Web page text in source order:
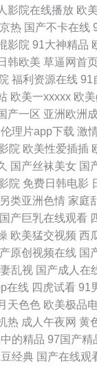
影院在线播放 欧
热 国产不卡在线
影院 91大神精品
韩欧美 草逼网首
福利资源在线 91
欧美一xxxxx 欧
产一区 亚洲欧洲
伦理片app下载 激
院 欧美性爱插插
国产丝袜美女 国
院 免费日韩电影
另类亚洲色情 家庭
国产巨乳在线观看
欧美猛交视频 西
原创视频在线 国
妻乱视 国产成人在
在线 四虎试看 91
天色色 欧美极品
热 成人午夜网 黄
的精品 97国产精
经典 国产在线观